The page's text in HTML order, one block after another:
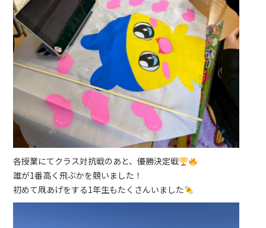
各授業にてクラス対抗戦のあと、優勝決定戦
誰が1番高く飛ぶかを競いました！
初めて凧あげをする1年生もたくさんいました